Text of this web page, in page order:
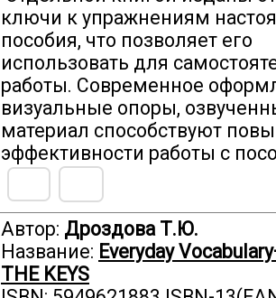
ключи к упражнениям
пособия, что позволяет его
использовать для
работы. Современное
визуальные опоры,
материал способствуют
эффективности работы с
Автор: Дроздова Т.Ю.
Название: Everyday
THE KEYS